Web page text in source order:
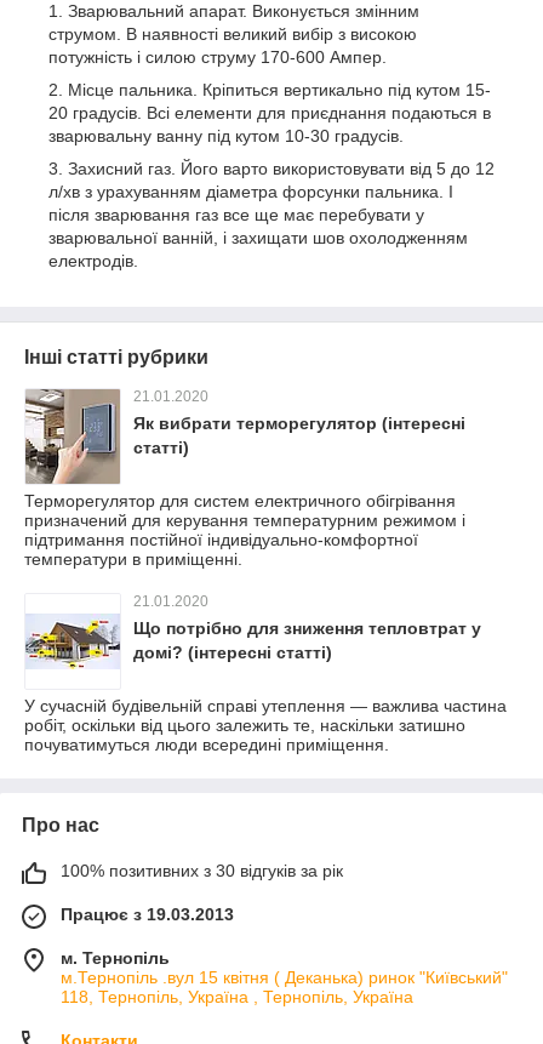
Зварювальний апарат. Виконується змінним
струмом. В наявності великий вибір з високою
потужність і силою струму 170-600 Ампер.
Місце пальника. Кріпиться вертикально під кутом 15-
20 градусів. Всі елементи для приєднання подаються в
зварювальну ванну під кутом 10-30 градусів.
Захисний газ. Його варто використовувати від 5 до 12
л/хв з урахуванням діаметра форсунки пальника. І
після зварювання газ все ще має перебувати у
зварювальної ванній, і захищати шов охолодженням
електродів.
Інші статті рубрики
21.01.2020
Як вибрати терморегулятор (інтересні
статті)
Терморегулятор для систем електричного обігрівання
призначений для керування температурним режимом і
підтримання постійної індивідуально-комфортної
температури в приміщенні.
21.01.2020
Що потрібно для зниження тепловтрат у
домі? (інтересні статті)
У сучасній будівельній справі утеплення — важлива частина
робіт, оскільки від цього залежить те, наскільки затишно
почуватимуться люди всередині приміщення.
Про нас
100% позитивних з 30 відгуків за рік
Працює з 19.03.2013
м. Тернопіль
м.Тернопіль .вул 15 квітня ( Деканька) ринок "Київський"
118, Тернопіль, Україна , Тернопіль, Україна